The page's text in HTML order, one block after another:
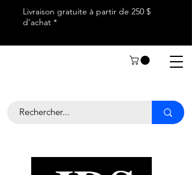
Livraison gratuite à partir de 250 $
d’achat *